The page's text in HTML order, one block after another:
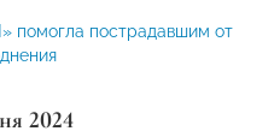
пострадавшим от
2024